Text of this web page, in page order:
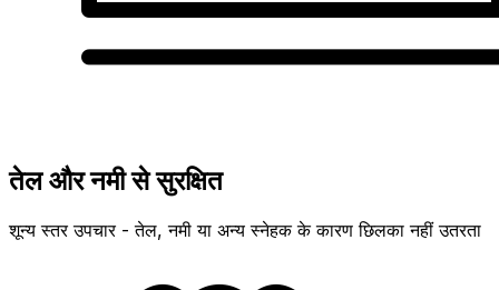
तेल और नमी से सुरक्षित
शून्य स्तर उपचार - तेल, नमी या अन्य स्नेहक के कारण छिलका नहीं उतरता